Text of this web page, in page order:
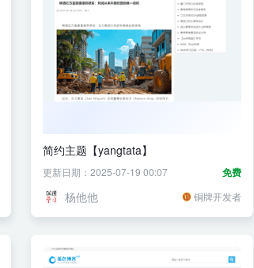
简约主题【yangtata】
免费
更新日期：2025-07-19 00:07
杨他他 铜牌开发者